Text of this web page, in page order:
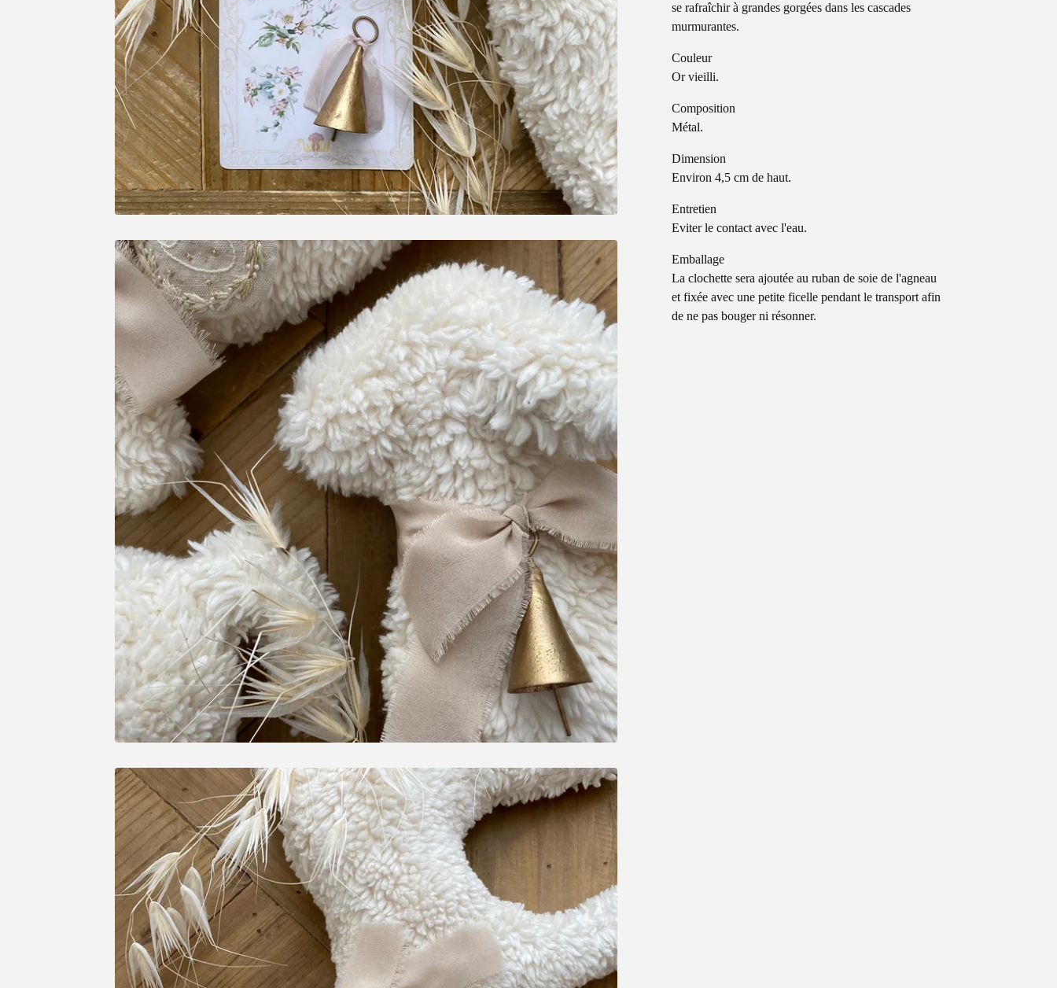
se rafraîchir à grandes gorgées dans les cascades
murmurantes.
Couleur
Or vieilli.
Composition
Métal.
Dimension
Environ 4,5 cm de haut.
Entretien
Eviter le contact avec l'eau.
Emballage
La clochette sera ajoutée au ruban de soie de l'agneau
et fixée avec une petite ficelle pendant le transport afin
de ne pas bouger ni résonner.